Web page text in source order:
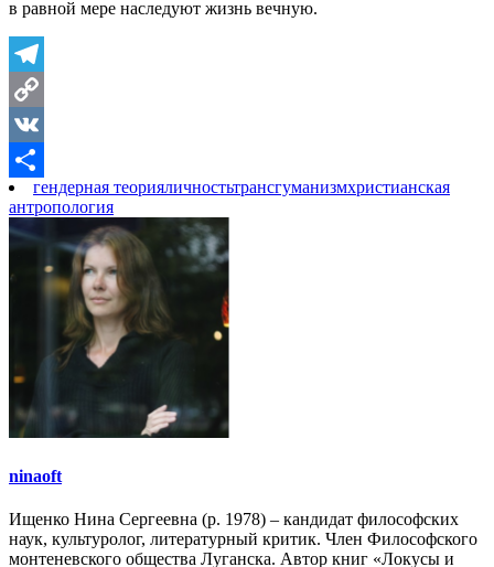
в равной мере наследуют жизнь вечную.
Telegram
Copy
Link
VK
Отправить
гендерная теорияличностьтрансгуманизмхристианская
антропология
ninaoft
Ищенко Нина Сергеевна (р. 1978) – кандидат философских
наук, культуролог, литературный критик. Член Философского
монтеневского общества Луганска. Автор книг «Локусы и